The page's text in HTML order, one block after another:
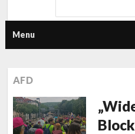
Menu
AFD